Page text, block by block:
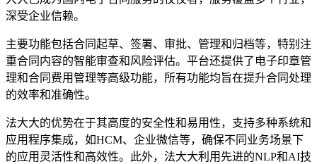
深受企业信赖。
主要功能包括合同起草、签署、审批、管理和归档等，特别注
重合同内容的智能审查和风险评估。平台还提供了电子印章管
理和合同费用管理等高级功能，所有功能均旨在提升合同处理
的效率和准确性。
法大大的优势在于其高度的安全性和易用性，支持多种系统和
应用程序集成，如HCM、企业微信等，确保不同业务场景下
的应用灵活性和高效性。此外，法大大利用先进的NLP和AI技